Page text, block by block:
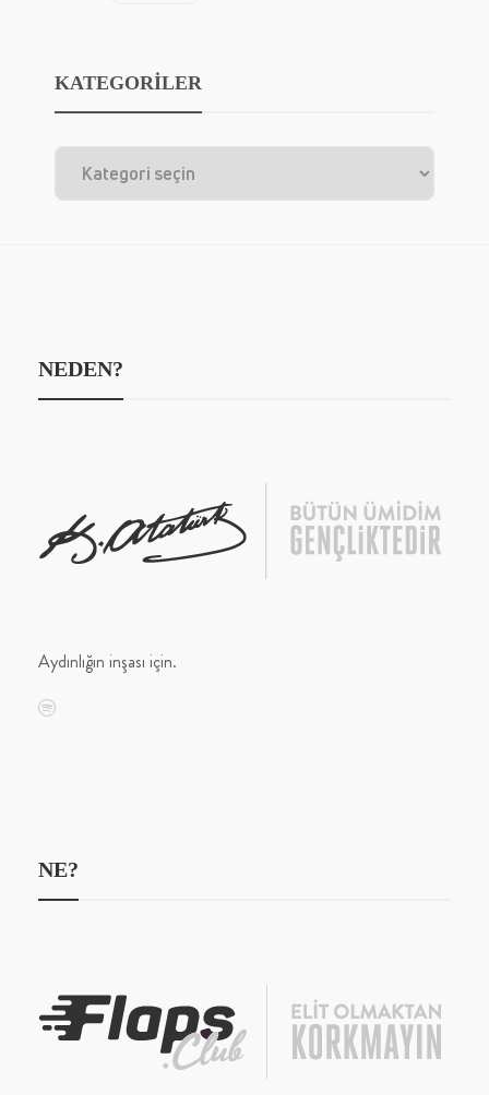
KATEGORİLER
NEDEN?
Aydınlığın inşası için.
NE?